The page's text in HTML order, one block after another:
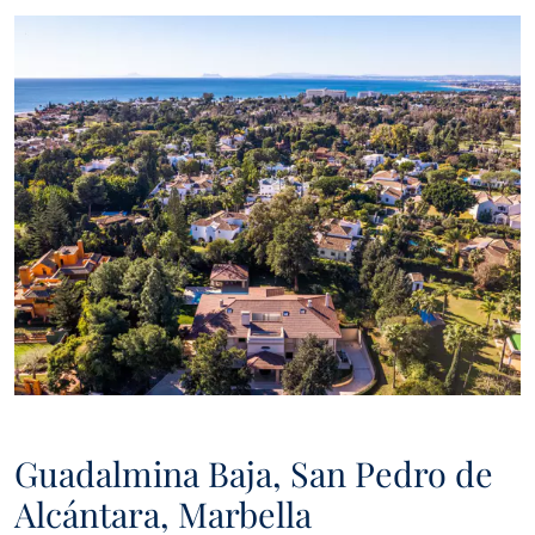
communicatie van Panorama, zullen wij u periodiek informatie
interessant nieuws over bepaalde soorten eigendommen,
nieuwe koopjes, nieuwe eigendommen op de markt, en
Panorama zal deze aan u aanbieden via e-mail of andere
communicatieplatforms..
Guadalmina Baja, San Pedro de
Alcántara, Marbella